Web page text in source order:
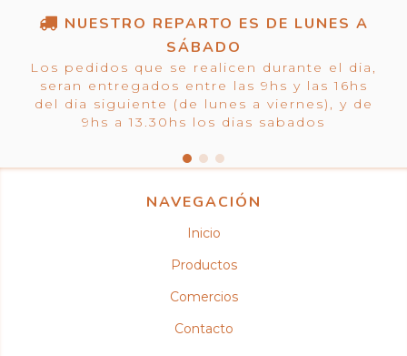
NUESTRO REPARTO ES DE LUNES A
SÁBADO
Los pedidos que se realicen durante el dia,
seran entregados entre las 9hs y las 16hs
del dia siguiente (de lunes a viernes), y de
9hs a 13.30hs los dias sabados
NAVEGACIÓN
Inicio
Productos
Comercios
Contacto